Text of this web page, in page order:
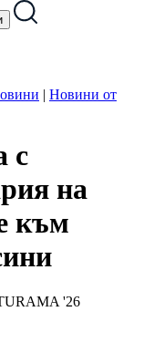
| Новини от
с
на
към
'26